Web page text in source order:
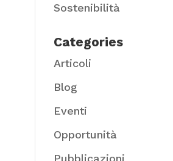
Sostenibilità
Categories
Articoli
Blog
Eventi
Opportunità
Pubblicazioni